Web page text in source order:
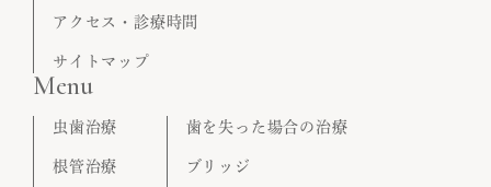
アクセス・診療時間
サイトマップ
Menu
虫歯治療
根管治療
歯を失った場合の治療
ブリッジ